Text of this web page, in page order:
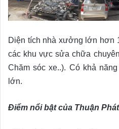
Diện tích nhà xưởng lớn hơn
các khu vực sửa chữa
Chăm sóc xe..). Có khả
lớn.
Điểm nổi bật của Thuận